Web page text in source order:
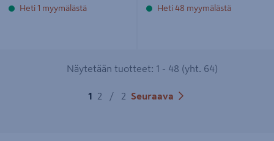
Heti 1 myymälästä Heti 48 myymälästä
Näytetään tuotteet: 1 - 48 (yht. 64)
1 2 / 2 Seuraava